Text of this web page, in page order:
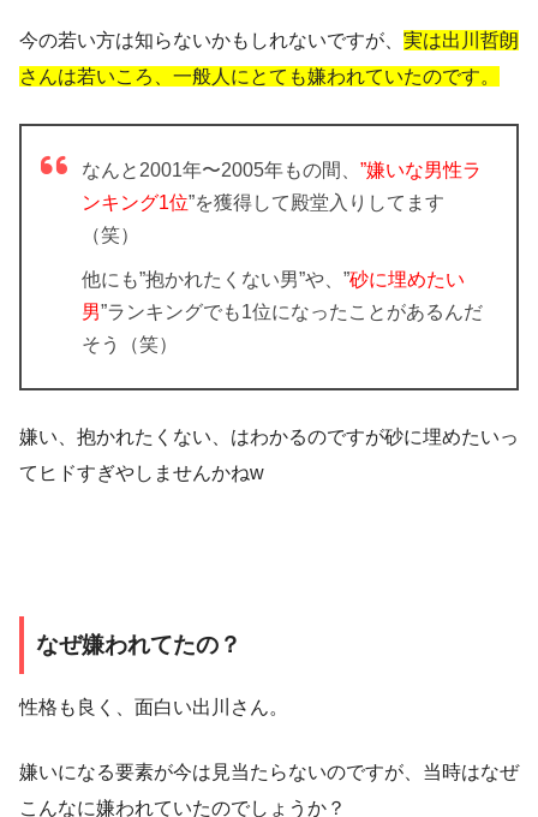
今の若い方は知らないかもしれないですが、 実は出川哲朗
さんは若いころ、一般人にとても嫌われていたのです。
なんと2001年〜2005年もの間、 ”嫌いな男性ラ
ンキング1位”を獲得して殿堂入りしてます
（笑）
他にも”抱かれたくない男”や、”砂に埋めたい
男”ランキングでも1位になったことがあるんだ
そう（笑）
嫌い、抱かれたくない、はわかるのですが砂に埋めたいっ
てヒドすぎやしませんかねw
なぜ嫌われてたの？
性格も良く、面白い出川さん。
嫌いになる要素が今は見当たらないのですが、当時はなぜ
こんなに嫌われていたのでしょうか？